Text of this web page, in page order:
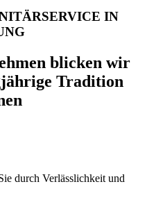
IN
blicken wir
Tradition
durch Verlässlichkeit und